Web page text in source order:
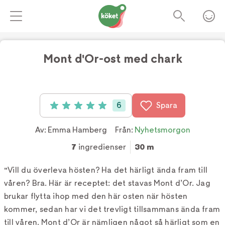
Mont d'Or-ost med chark
Betyg: 5 av 5 (6 röster)
6 Spara
Av: Emma Hamberg Från: Nyhetsmorgon
7 ingredienser 30 m
"Vill du överleva hösten? Ha det härligt ända fram till
våren? Bra. Här är receptet: det stavas Mont d’Or. Jag
brukar flytta ihop med den här osten när hösten
kommer, sedan har vi det trevligt tillsammans ända fram
till våren. Mont d’Or är nämligen något så härligt som en